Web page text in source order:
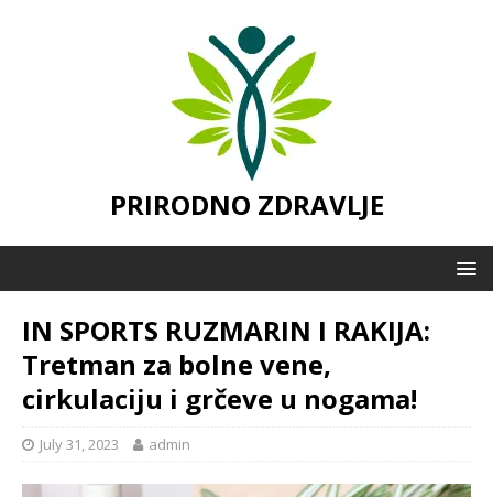
PRIRODNO ZDRAVLJE
IN SPORTS RUZMARIN I RAKIJA:
Tretman za bolne vene,
cirkulaciju i grčeve u nogama!
July 31, 2023 admin